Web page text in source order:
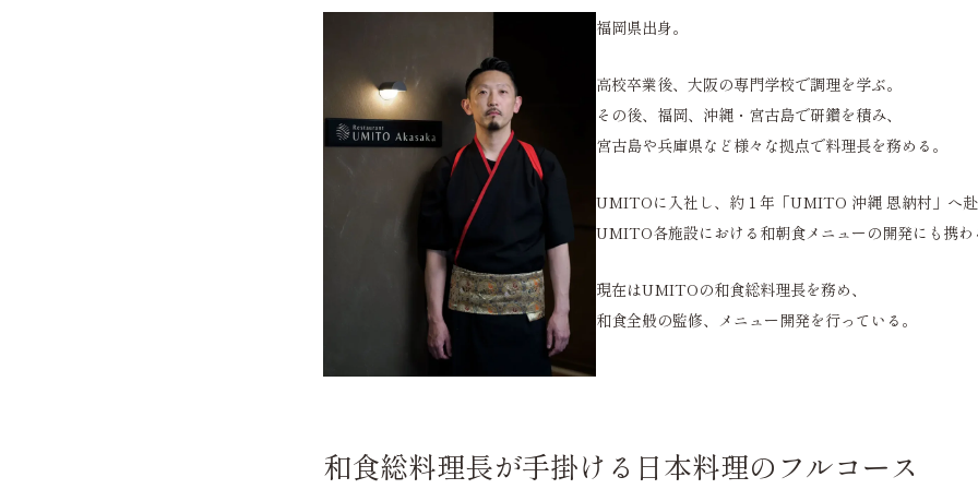
福岡県出身。
高校卒業後、大阪の専門学校で調理を学ぶ。
その後、福岡、沖縄・宮古島で研鑽を積み、
宮古島や兵庫県など様々な拠点で料理長を務める。
UMITOに入社し、約１年「UMITO 沖縄 恩納村」へ赴
UMITO各施設における和朝食メニューの開発にも携わ
現在はUMITOの和食総料理長を務め、
和食全般の監修、メニュー開発を行っている。
和食総料理長が手掛ける日本料理のフルコース